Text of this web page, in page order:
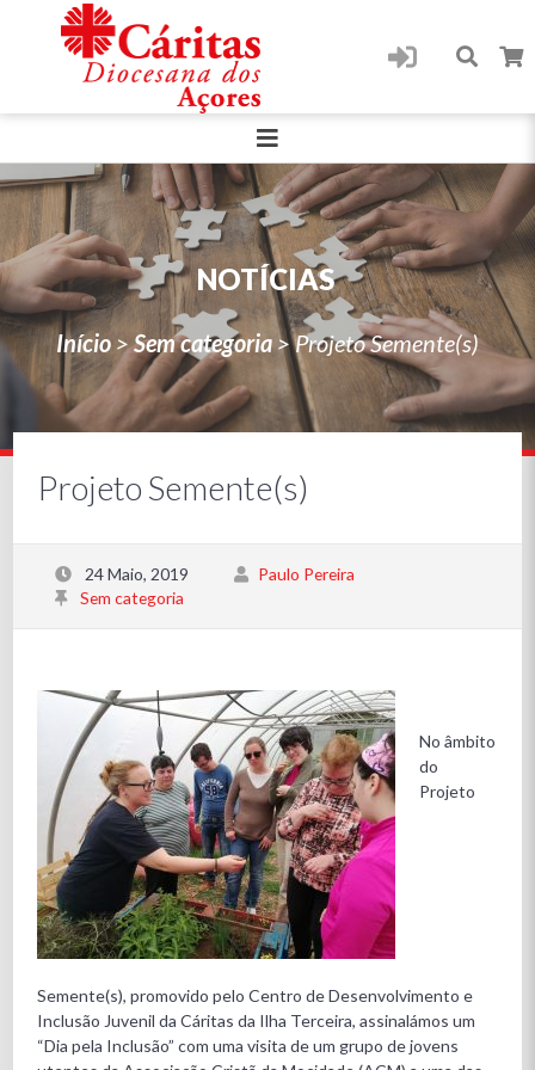
NOTÍCIAS
Início >Sem categoria > Projeto Semente(s)
Projeto Semente(s)
24 Maio, 2019
Paulo Pereira
Sem categoria
No âmbito
do
Projeto
Semente(s), promovido pelo Centro de Desenvolvimento e
Inclusão Juvenil da Cáritas da Ilha Terceira, assinalámos um
“Dia pela Inclusão” com uma visita de um grupo de jovens